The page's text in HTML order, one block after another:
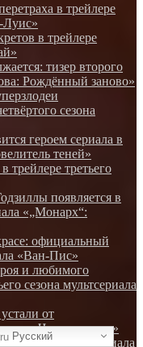
в трейлере
Луис»
в трейлере
тизер второго
Рождённый заново»
сезона
героем сериала в
теней»
третьего
появляется в
«„Монарх“:
официальный
«Ван-Пис»
и любимого
сезона мультсериала
от
«Чудо-человек»
финала сериала
Русский